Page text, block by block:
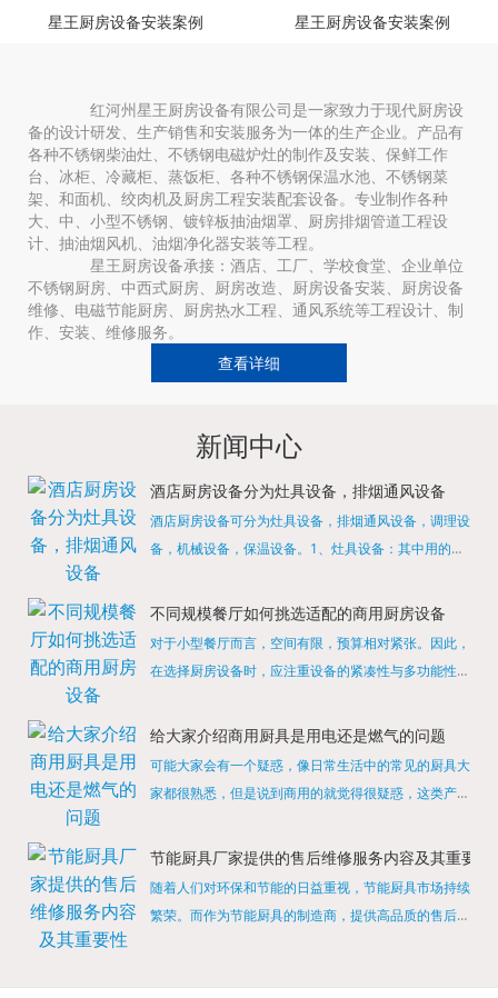
星王厨房设备安装案例 星王厨房设备安装案例
红河州星王厨房设备有限公司是一家致力于现代厨房设
备的设计研发、生产销售和安装服务为一体的生产企业。产品有
各种不锈钢柴油灶、不锈钢电磁炉灶的制作及安装、保鲜工作
台、冰柜、冷藏柜、蒸饭柜、各种不锈钢保温水池、不锈钢菜
架、和面机、绞肉机及厨房工程安装配套设备。专业制作各种
大、中、小型不锈钢、镀锌板抽油烟罩、厨房排烟管道工程设
计、抽油烟风机、油烟净化器安装等工程。
星王厨房设备承接：酒店、工厂、学校食堂、企业单位
不锈钢厨房、中西式厨房、厨房改造、厨房设备安装、厨房设备
维修、电磁节能厨房、厨房热水工程、通风系统等工程设计、制
作、安装、维修服务。
查看详细
新闻中心
酒店厨房设备分为灶具设备，排烟通风设备
酒店厨房设备可分为灶具设备，排烟通风设备，调理设
备，机械设备，保温设备。1、灶具设备：其中用的较
缺少的，经过相关检测证明的合格设备才能进行使用，
不同规模餐厅如何挑选适配的商用厨房设备
对于小型餐厅而言，空间有限，预算相对紧张。因此，
在选择厨房设备时，应注重设备的紧凑性与多功能性。
烹饪设备，既能节省空间，又能满足多样化的烹饪需
给大家介绍商用厨具是用电还是燃气的问题
可能大家会有一个疑惑，像日常生活中的常见的厨具大
家都很熟悉，但是说到商用的就觉得很疑惑，这类产品
店用的就是商用的吗?还真别说，真被大家猜对了，这
节能厨具厂家提供的售后维修服务内容及其重要性
随着人们对环保和节能的日益重视，节能厨具市场持续
繁荣。而作为节能厨具的制造商，提供高品质的售后维